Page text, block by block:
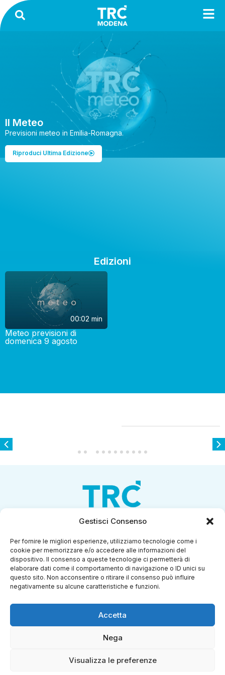
Gestisci Consenso
Per fornire le migliori esperienze, utilizziamo tecnologie come i
cookie per memorizzare e/o accedere alle informazioni del
dispositivo. Il consenso a queste tecnologie ci permetterà di
elaborare dati come il comportamento di navigazione o ID unici su
questo sito. Non acconsentire o ritirare il consenso può influire
negativamente su alcune caratteristiche e funzioni.
Accetta
Nega
Visualizza le preferenze
Il Meteo
Previsioni meteo in Emilia-Romagna.
Riproduci Ultima Edizione
Edizioni
00:02 min
Meteo previsioni di
domenica 9 agosto
5 6 8 9 1011 12
TRMediaS.r.l.
Società sottoposta ad attività di direzione e
coordinamento da parte di Coop Alleanza 3.0 Soc. Coop.
(RE)